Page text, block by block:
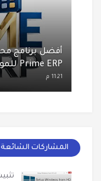
Prime ERP للموبايل والكمبيوتر، دليل شامل
11:21 م
المشاركات الشائعة